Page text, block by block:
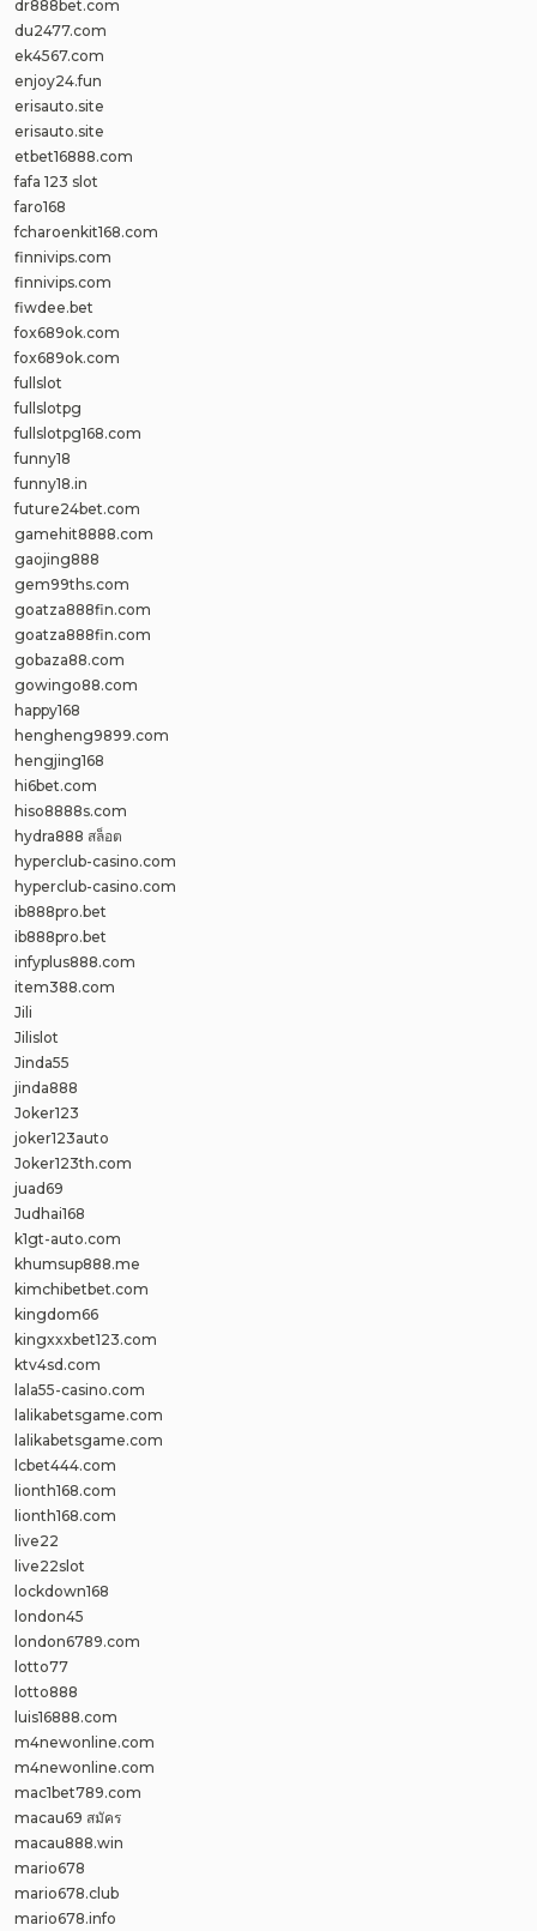
dr888bet.com
du2477.com
ek4567.com
enjoy24.fun
erisauto.site
erisauto.site
etbet16888.com
fafa 123 slot
faro168
fcharoenkit168.com
finnivips.com
finnivips.com
fiwdee.bet
fox689ok.com
fox689ok.com
fullslot
fullslotpg
fullslotpg168.com
funny18
funny18.in
future24bet.com
gamehit8888.com
gaojing888
gem99ths.com
goatza888fin.com
goatza888fin.com
gobaza88.com
gowingo88.com
happy168
hengheng9899.com
hengjing168
hi6bet.com
hiso8888s.com
hydra888 สล็อต
hyperclub-casino.com
hyperclub-casino.com
ib888pro.bet
ib888pro.bet
infyplus888.com
item388.com
Jili
Jilislot
Jinda55
jinda888
Joker123
joker123auto
Joker123th.com
juad69
Judhai168
k1gt-auto.com
khumsup888.me
kimchibetbet.com
kingdom66
kingxxxbet123.com
ktv4sd.com
lala55-casino.com
lalikabetsgame.com
lalikabetsgame.com
lcbet444.com
lionth168.com
lionth168.com
live22
live22slot
lockdown168
london45
london6789.com
lotto77
lotto888
luis16888.com
m4newonline.com
m4newonline.com
mac1bet789.com
macau69 สมัคร
macau888.win
mario678
mario678.club
mario678.info